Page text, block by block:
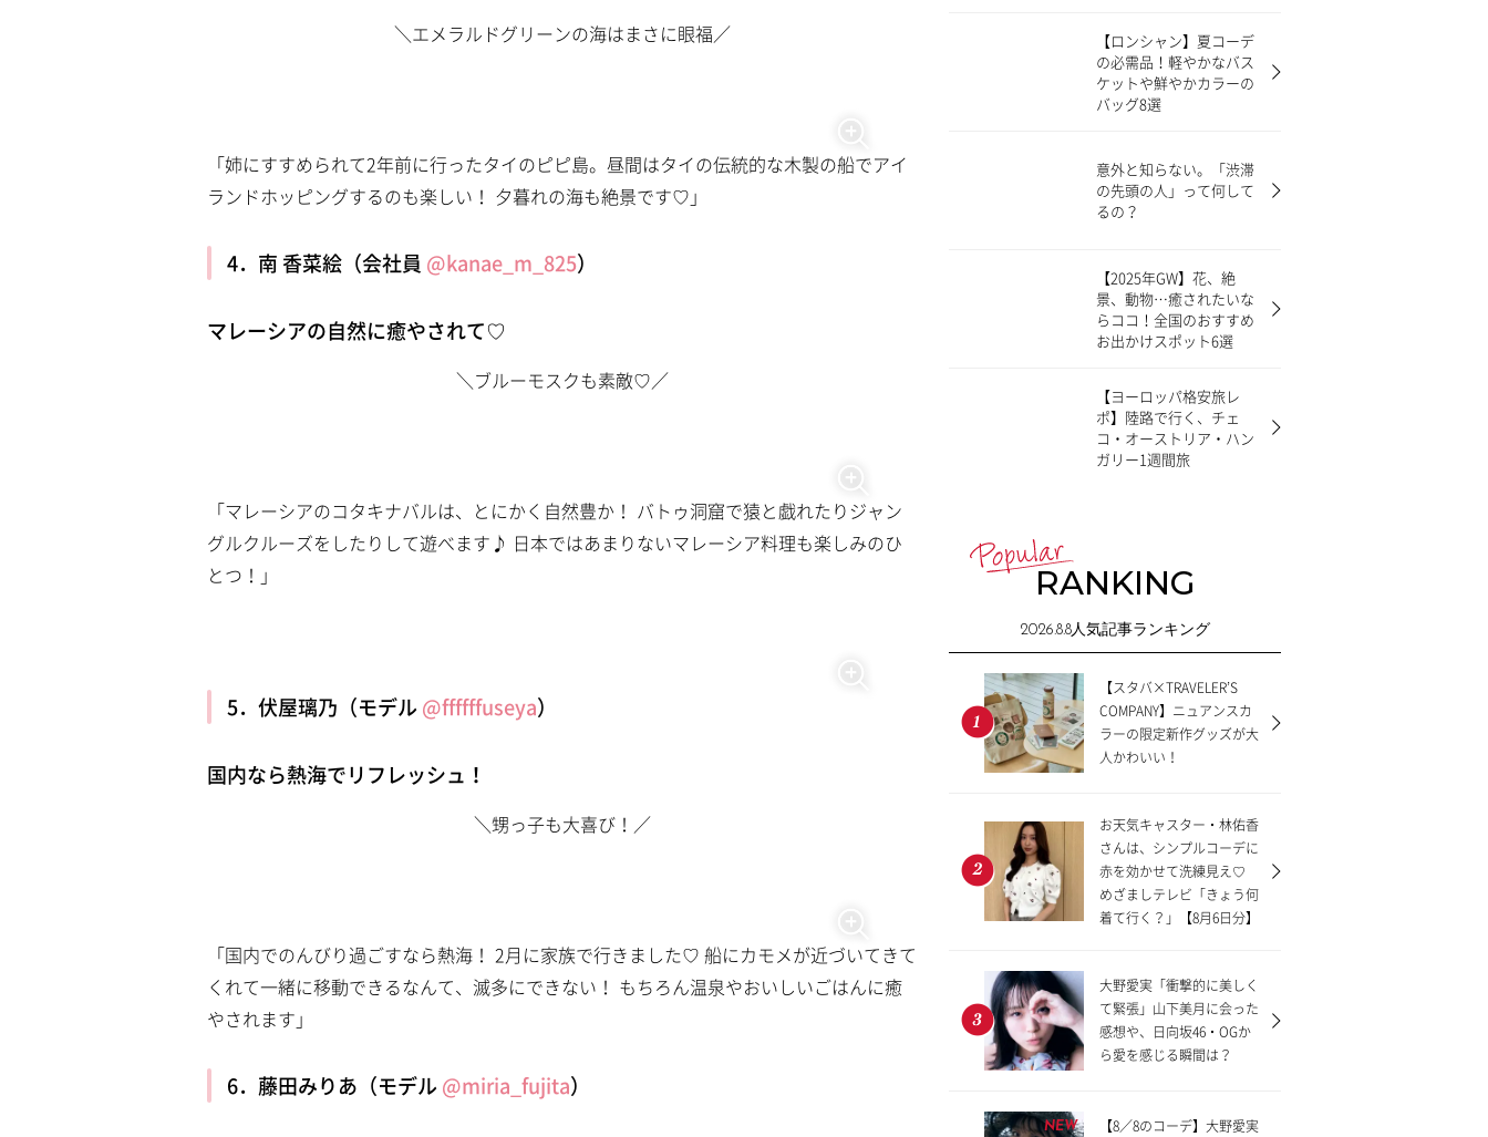
＼エメラルドグリーンの海はまさに眼福／
「姉にすすめられて2年前に行ったタイのピピ島。昼間はタイの伝統的な木製の船でアイ
ランドホッピングするのも楽しい！ 夕暮れの海も絶景です♡」
4．南 香菜絵（会社員 @kanae_m_825）
マレーシアの自然に癒やされて♡
＼ブルーモスクも素敵♡／
「マレーシアのコタキナバルは、とにかく自然豊か！ バトゥ洞窟で猿と戯れたりジャン
グルクルーズをしたりして遊べます♪ 日本ではあまりないマレーシア料理も楽しみのひ
とつ！」
5．伏屋璃乃（モデル @ffffffuseya）
国内なら熱海でリフレッシュ！
＼甥っ子も大喜び！／
「国内でのんびり過ごすなら熱海！ 2月に家族で行きました♡ 船にカモメが近づいてきて
くれて一緒に移動できるなんて、滅多にできない！ もちろん温泉やおいしいごはんに癒
やされます」
6．藤田みりあ（モデル @miria_fujita）
【ロンシャン】夏コーデ
の必需品！軽やかなバス
ケットや鮮やかカラーの
バッグ8選
意外と知らない。「渋滞
の先頭の人」って何して
るの？
【2025年GW】花、絶
景、動物…癒されたいな
らココ！全国のおすすめ
お出かけスポット6選
【ヨーロッパ格安旅レ
ポ】陸路で行く、チェ
コ・オーストリア・ハン
ガリー1週間旅
RANKING
2026.8.8人気記事ランキング
【スタバ×TRAVELER’S
COMPANY】ニュアンスカ
ラーの限定新作グッズが大
人かわいい！
お天気キャスター・林佑香
さんは、シンプルコーデに
赤を効かせて洗練見え♡
めざましテレビ「きょう何
着て行く？」【8月6日分】
大野愛実「衝撃的に美しく
て緊張」山下美月に会った
感想や、日向坂46・OGか
ら愛を感じる瞬間は？
NEW
【8／8のコーデ】大野愛実